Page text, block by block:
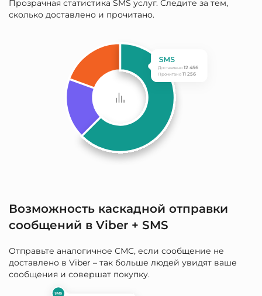
Прозрачная статистика SMS услуг. Следите за тем,
сколько доставлено и прочитано.
Доставлено 12 456
Прочитано 11 256
Возможность каскадной отправки
сообщений в Viber + SMS
Отправьте аналогичное СМС, если сообщение не
доставлено в Viber – так больше людей увидят ваше
сообщения и совершат покупку.